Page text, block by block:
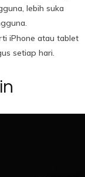
lebih suka
iPhone atau tablet
setiap hari.